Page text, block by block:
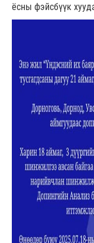
ёсны фэйсбүүк